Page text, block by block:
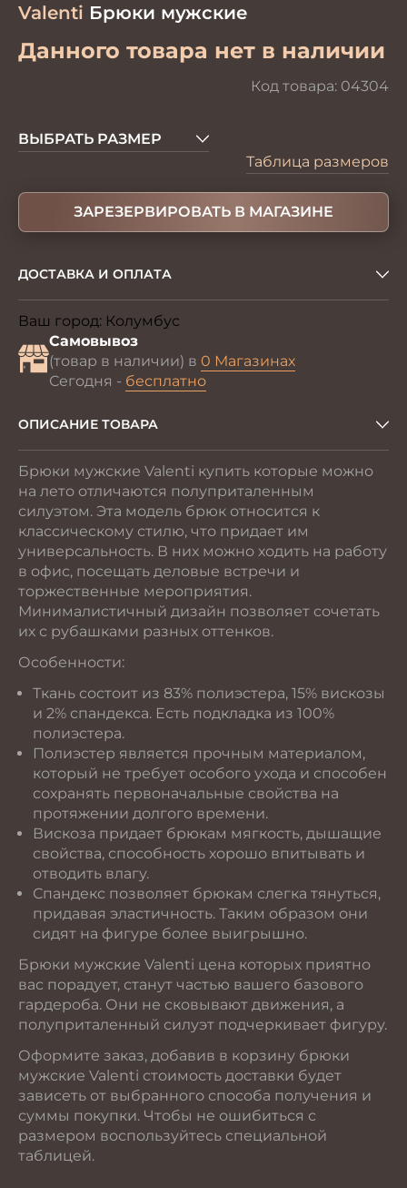
Valenti Брюки мужские
Данного товара нет в наличии
Код товара: 04304
ВЫБРАТЬ РАЗМЕР
Таблица размеров
ЗАРЕЗЕРВИРОВАТЬ В МАГАЗИНЕ
ДОСТАВКА И ОПЛАТА
Ваш город: Колумбус
Самовывоз
(товар в наличии) в 0 Магазинах
Сегодня - бесплатно
ОПИСАНИЕ ТОВАРА
Брюки мужские Valenti купить которые можно
на лето отличаются полуприталенным
силуэтом. Эта модель брюк относится к
классическому стилю, что придает им
универсальность. В них можно ходить на работу
в офис, посещать деловые встречи и
торжественные мероприятия.
Минималистичный дизайн позволяет сочетать
их с рубашками разных оттенков.
Особенности:
Ткань состоит из 83% полиэстера, 15% вискозы
и 2% спандекса. Есть подкладка из 100%
полиэстера.
Полиэстер является прочным материалом,
который не требует особого ухода и способен
сохранять первоначальные свойства на
протяжении долгого времени.
Вискоза придает брюкам мягкость, дышащие
свойства, способность хорошо впитывать и
отводить влагу.
Спандекс позволяет брюкам слегка тянуться,
придавая эластичность. Таким образом они
сидят на фигуре более выигрышно.
Брюки мужские Valenti цена которых приятно
вас порадует, станут частью вашего базового
гардероба. Они не сковывают движения, а
полуприталенный силуэт подчеркивает фигуру.
Оформите заказ, добавив в корзину брюки
мужские Valenti стоимость доставки будет
зависеть от выбранного способа получения и
суммы покупки. Чтобы не ошибиться с
размером воспользуйтесь специальной
таблицей.